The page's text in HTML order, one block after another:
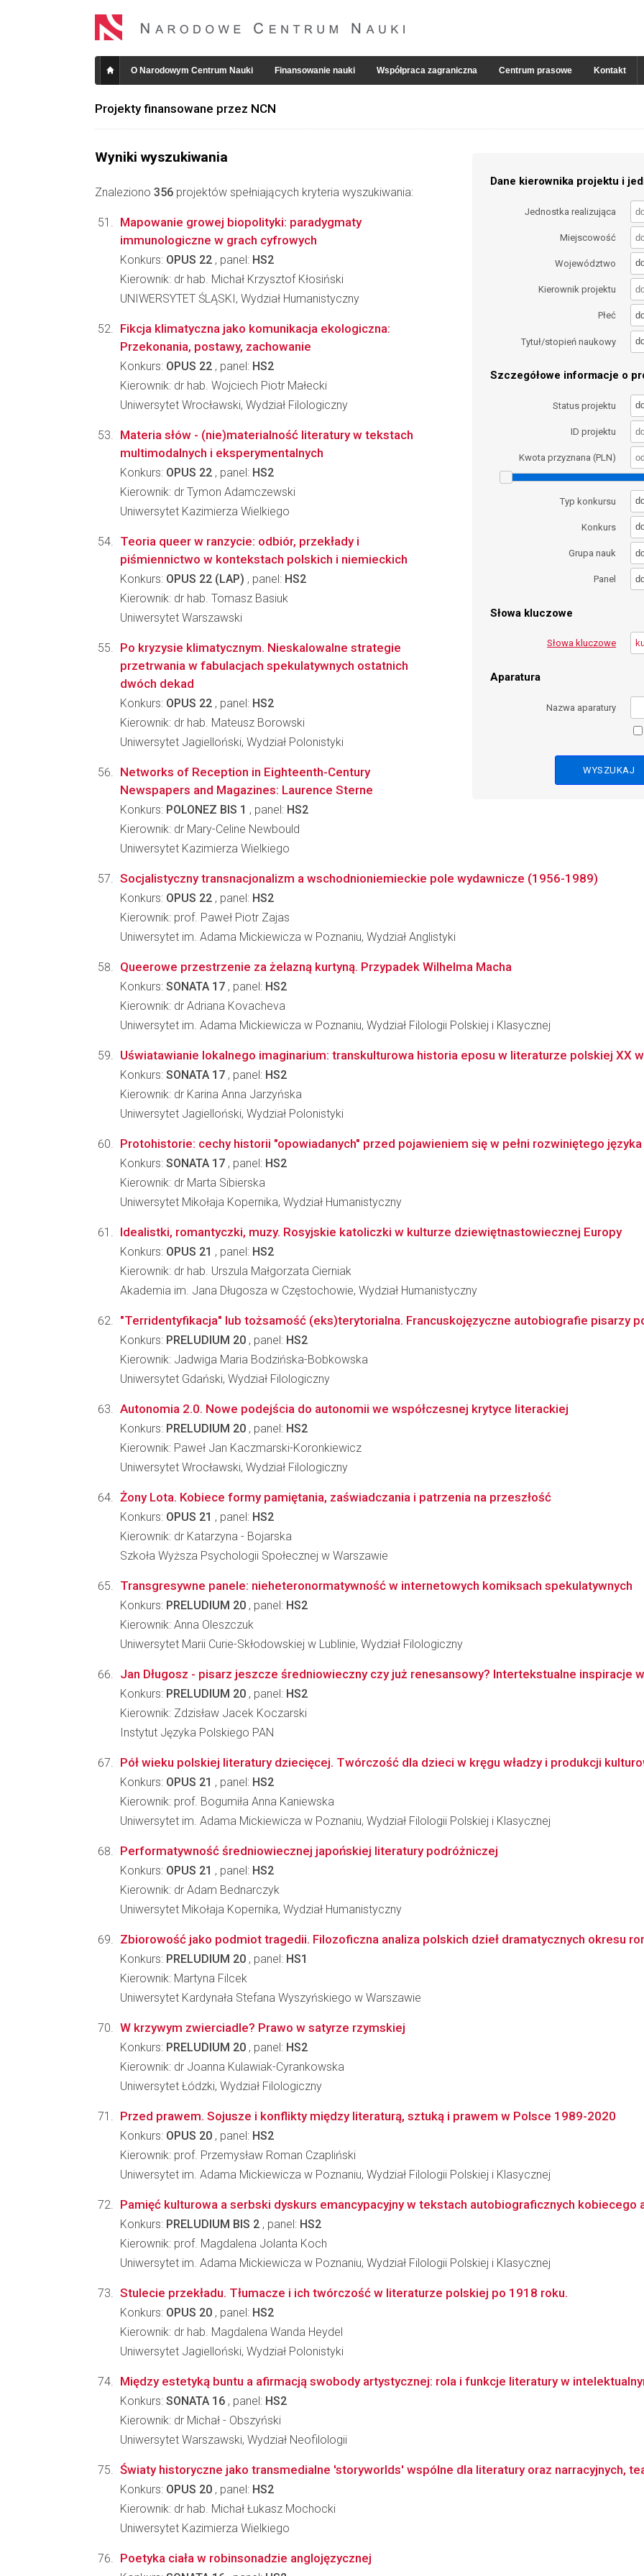
O Narodowym Centrum Nauki Finansowanie nauki Współpraca zagraniczna Centrum prasowe Kontakt
Projekty finansowane przez NCN
Wyniki wyszukiwania
Znaleziono 356 projektów spełniających kryteria wyszukiwania:
Dane kierownika projektu i
Jednostka realizująca
Miejscowość
Województwo
Kierownik projektu
Płeć
Tytuł/stopień naukowy
Szczegółowe informacje o
Status projektu
ID projektu
Kwota przyznana (PLN)
Typ konkursu
Konkurs
Grupa nauk
Panel
Słowa kluczowe
Słowa kluczowe
Aparatura
Nazwa aparatury
Mapowanie growej biopolityki: paradygmaty
immunologiczne w grach cyfrowych
Konkurs: OPUS 22 , panel: HS2
Kierownik: dr hab. Michał Krzysztof Kłosiński
UNIWERSYTET ŚLĄSKI, Wydział Humanistyczny
Fikcja klimatyczna jako komunikacja ekologiczna:
Przekonania, postawy, zachowanie
Konkurs: OPUS 22 , panel: HS2
Kierownik: dr hab. Wojciech Piotr Małecki
Uniwersytet Wrocławski, Wydział Filologiczny
Materia słów - (nie)materialność literatury w tekstach
multimodalnych i eksperymentalnych
Konkurs: OPUS 22 , panel: HS2
Kierownik: dr Tymon Adamczewski
Uniwersytet Kazimierza Wielkiego
Teoria queer w ranzycie: odbiór, przekłady i
piśmiennictwo w kontekstach polskich i niemieckich
Konkurs: OPUS 22 (LAP) , panel: HS2
Kierownik: dr hab. Tomasz Basiuk
Uniwersytet Warszawski
Po kryzysie klimatycznym. Nieskalowalne strategie
przetrwania w fabulacjach spekulatywnych ostatnich
dwóch dekad
Konkurs: OPUS 22 , panel: HS2
Kierownik: dr hab. Mateusz Borowski
Uniwersytet Jagielloński, Wydział Polonistyki
Networks of Reception in Eighteenth-Century
Newspapers and Magazines: Laurence Sterne
Konkurs: POLONEZ BIS 1 , panel: HS2
Kierownik: dr Mary-Celine Newbould
Uniwersytet Kazimierza Wielkiego
Socjalistyczny transnacjonalizm a wschodnioniemieckie pole wydawnicze (1956-1989)
Konkurs: OPUS 22 , panel: HS2
Kierownik: prof. Paweł Piotr Zajas
Uniwersytet im. Adama Mickiewicza w Poznaniu, Wydział Anglistyki
Queerowe przestrzenie za żelazną kurtyną. Przypadek Wilhelma Macha
Konkurs: SONATA 17 , panel: HS2
Kierownik: dr Adriana Kovacheva
Uniwersytet im. Adama Mickiewicza w Poznaniu, Wydział Filologii Polskiej i Klasycznej
Uświatawianie lokalnego imaginarium: transkulturowa historia eposu w literaturze polskiej XX
Konkurs: SONATA 17 , panel: HS2
Kierownik: dr Karina Anna Jarzyńska
Uniwersytet Jagielloński, Wydział Polonistyki
Protohistorie: cechy historii "opowiadanych" przed pojawieniem się w pełni rozwiniętego języka
Konkurs: SONATA 17 , panel: HS2
Kierownik: dr Marta Sibierska
Uniwersytet Mikołaja Kopernika, Wydział Humanistyczny
Idealistki, romantyczki, muzy. Rosyjskie katoliczki w kulturze dziewiętnastowiecznej Europy
Konkurs: OPUS 21 , panel: HS2
Kierownik: dr hab. Urszula Małgorzata Cierniak
Akademia im. Jana Długosza w Częstochowie, Wydział Humanistyczny
"Terridentyfikacja" lub tożsamość (eks)terytorialna. Francuskojęzyczne autobiografie pisarzy
Konkurs: PRELUDIUM 20 , panel: HS2
Kierownik: Jadwiga Maria Bodzińska-Bobkowska
Uniwersytet Gdański, Wydział Filologiczny
Autonomia 2.0. Nowe podejścia do autonomii we współczesnej krytyce literackiej
Konkurs: PRELUDIUM 20 , panel: HS2
Kierownik: Paweł Jan Kaczmarski-Koronkiewicz
Uniwersytet Wrocławski, Wydział Filologiczny
Żony Lota. Kobiece formy pamiętania, zaświadczania i patrzenia na przeszłość
Konkurs: OPUS 21 , panel: HS2
Kierownik: dr Katarzyna - Bojarska
Szkoła Wyższa Psychologii Społecznej w Warszawie
Transgresywne panele: nieheteronormatywność w internetowych komiksach spekulatywnych
Konkurs: PRELUDIUM 20 , panel: HS2
Kierownik: Anna Oleszczuk
Uniwersytet Marii Curie-Skłodowskiej w Lublinie, Wydział Filologiczny
Jan Długosz - pisarz jeszcze średniowieczny czy już renesansowy? Intertekstualne inspiracje
Konkurs: PRELUDIUM 20 , panel: HS2
Kierownik: Zdzisław Jacek Koczarski
Instytut Języka Polskiego PAN
Pół wieku polskiej literatury dziecięcej. Twórczość dla dzieci w kręgu władzy i produkcji
Konkurs: OPUS 21 , panel: HS2
Kierownik: prof. Bogumiła Anna Kaniewska
Uniwersytet im. Adama Mickiewicza w Poznaniu, Wydział Filologii Polskiej i Klasycznej
Performatywność średniowiecznej japońskiej literatury podróżniczej
Konkurs: OPUS 21 , panel: HS2
Kierownik: dr Adam Bednarczyk
Uniwersytet Mikołaja Kopernika, Wydział Humanistyczny
Zbiorowość jako podmiot tragedii. Filozoficzna analiza polskich dzieł dramatycznych okresu
Konkurs: PRELUDIUM 20 , panel: HS1
Kierownik: Martyna Filcek
Uniwersytet Kardynała Stefana Wyszyńskiego w Warszawie
W krzywym zwierciadle? Prawo w satyrze rzymskiej
Konkurs: PRELUDIUM 20 , panel: HS2
Kierownik: dr Joanna Kulawiak-Cyrankowska
Uniwersytet Łódzki, Wydział Filologiczny
Przed prawem. Sojusze i konflikty między literaturą, sztuką i prawem w Polsce 1989-2020
Konkurs: OPUS 20 , panel: HS2
Kierownik: prof. Przemysław Roman Czapliński
Uniwersytet im. Adama Mickiewicza w Poznaniu, Wydział Filologii Polskiej i Klasycznej
Pamięć kulturowa a serbski dyskurs emancypacyjny w tekstach autobiograficznych kobiecego
Konkurs: PRELUDIUM BIS 2 , panel: HS2
Kierownik: prof. Magdalena Jolanta Koch
Uniwersytet im. Adama Mickiewicza w Poznaniu, Wydział Filologii Polskiej i Klasycznej
Stulecie przekładu. Tłumacze i ich twórczość w literaturze polskiej po 1918 roku.
Konkurs: OPUS 20 , panel: HS2
Kierownik: dr hab. Magdalena Wanda Heydel
Uniwersytet Jagielloński, Wydział Polonistyki
Między estetyką buntu a afirmacją swobody artystycznej: rola i funkcje literatury w
Konkurs: SONATA 16 , panel: HS2
Kierownik: dr Michał - Obszyński
Uniwersytet Warszawski, Wydział Neofilologii
Światy historyczne jako transmedialne 'storyworlds' wspólne dla literatury oraz narracyjnych,
Konkurs: OPUS 20 , panel: HS2
Kierownik: dr hab. Michał Łukasz Mochocki
Uniwersytet Kazimierza Wielkiego
Poetyka ciała w robinsonadzie anglojęzycznej